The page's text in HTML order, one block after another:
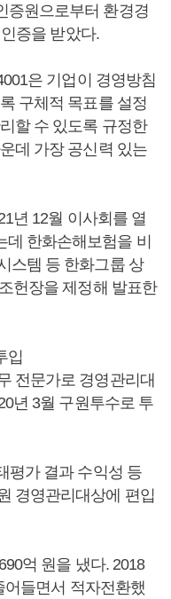
증원으로부터 환경경
증을 받았다.
은 기업이 경영방침
구체적 목표를 설정
할 수 있도록 규정한
데 가장 공신력 있는
년 12월 이사회를 열
데 한화손해보험을 비
스템 등 한화그룹 상
헌장을 제정해 발표한
입
전문가로 경영관리대
년 3월 구원투수로 투
평가 결과 수익성 등
경영관리대상에 편입
억 원을 냈다. 2018
어들면서 적자전환했